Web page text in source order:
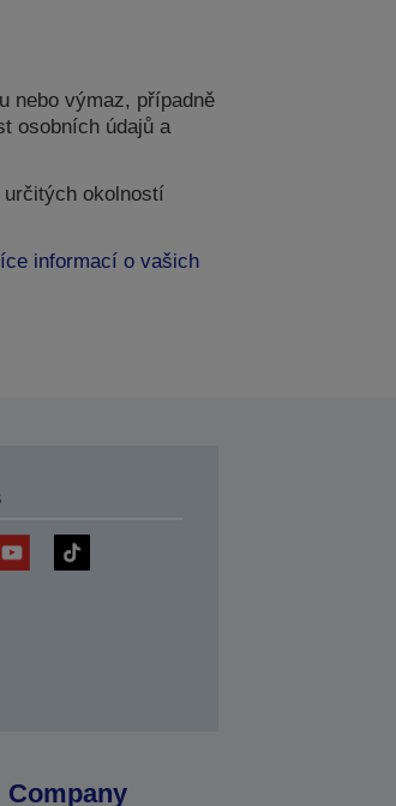
nebo výmaz, případně
osobních údajů a
určitých okolností
informací o vašich
Company